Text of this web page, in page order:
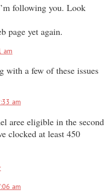
following you. Look
page yet again.
am
with a few of these issues
am
aree eligible in the second
clocked at least 450
am